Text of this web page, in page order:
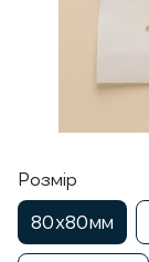
Розмір
80х80мм